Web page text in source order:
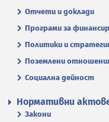
Отчети и доклади
Програми за
Политики и
Поземлени
Социална дейност
Нормативни
Закони